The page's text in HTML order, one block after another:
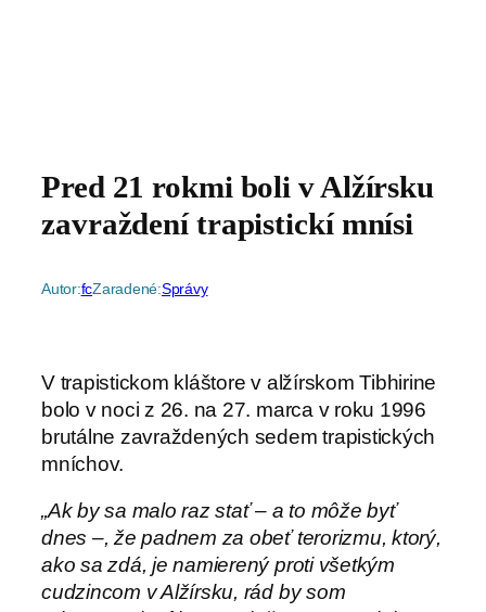
Pred 21 rokmi boli v Alžírsku
zavraždení trapistickí mnísi
Autor:fcZaradené:Správy
V trapistickom kláštore v alžírskom Tibhirine
bolo v noci z 26. na 27. marca v roku 1996
brutálne zavraždených sedem trapistických
mníchov.
„Ak by sa malo raz stať – a to môže byť
dnes –, že padnem za obeť terorizmu, ktorý,
ako sa zdá, je namierený proti všetkým
cudzincom v Alžírsku, rád by som